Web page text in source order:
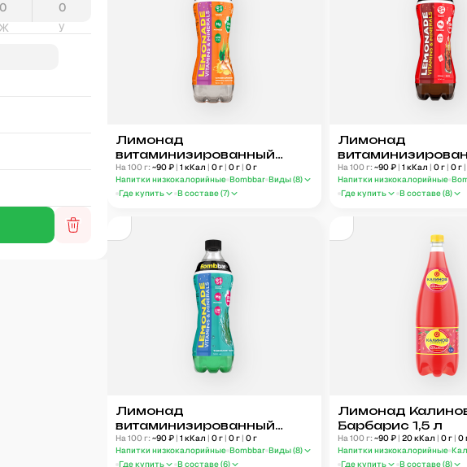
У
Лимонад
витаминизированный
Bombbar Имбирь-
лемонграсс 500 мл
На 100 г: ~90₽ | 1 кКал | 0г | 0г | 0г
Напитки низкокалорийные Bombbar Виды (8)
Где купить
В составе (7)
Лимонад
Bombbar Кола
На 100 г: ~90₽ | 1 кКал | 0г | 0г |
Напитки низкокалорийные
Где купить
В составе (8)
Лимонад
витаминизированный
Bombbar Тархун 500 мл
На 100 г: ~90₽ | 1 кКал | 0г | 0г | 0г
Напитки низкокалорийные Bombbar Виды (8)
Где купить
В составе (6)
Лимонад
Барбарис 1,5 л
На 100 г: ~90₽ | 20кКал | 0г | 0
Напитки низкокалорийные
Где купить
В составе (8)